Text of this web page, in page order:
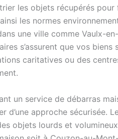
trier les objets récupérés
les normes
une ville comme Vaulx-
s’assurent que vos
caritatives ou des
un service de débarras
d’une approche sécurisée.
objets lourds et